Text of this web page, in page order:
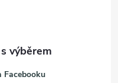
Facebooku